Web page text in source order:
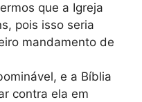
que a Igreja
pois isso seria
mandamento de
e a Bíblia
contra ela em